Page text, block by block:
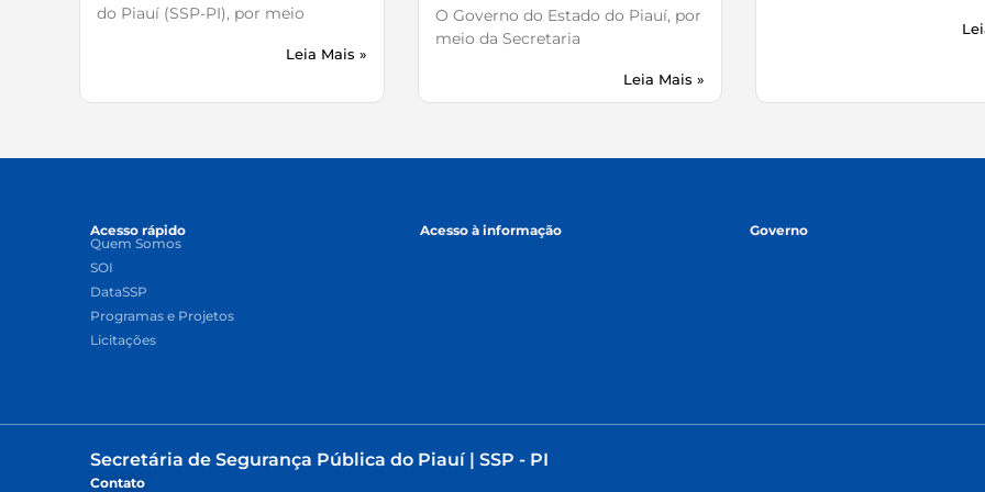
do Piauí (SSP-PI), por meio
Leia Mais »
O Governo do Estado do Piauí, por
meio da Secretaria
Leia Mais »
Acesso rápido
Quem Somos
SOI
DataSSP
Programas e Projetos
Licitações
Acesso à informação Governo
Secretária de Segurança Pública do Piauí | SSP - PI
Contato